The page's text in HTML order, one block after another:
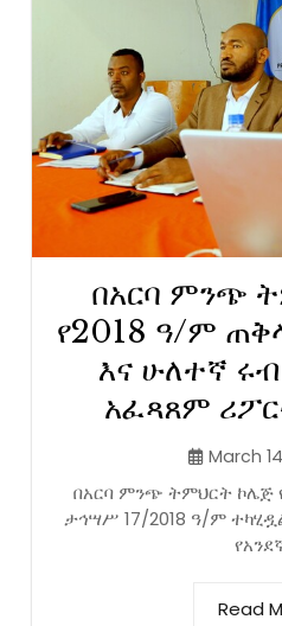
በአርባ ምንጭ
የ2018 ዓ/ም
እና ሁለተኛ
አፈጻጸም
March
በአርባ ምንጭ ትምህርት ኮሌጅ
ታኅሣሥ 17/2018 ዓ/ም
Read